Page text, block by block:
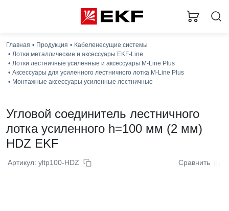
Главная Продукция
Кабеленесущие системы
Лотки металлические и аксессуары EKF-Line
Лотки лестничные усиленные и аксессуары M-Line Plus
Аксессуары для усиленного лестничного лотка M-Line Plus
Монтажные аксессуары усиленные лестничные
Угловой соединитель лестничного
лотка усиленного h=100 мм (2 мм)
HDZ EKF
Артикул: yltp100-HDZ Сравнить